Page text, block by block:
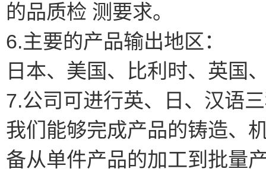
的品质检 测要求。
6.主要的产品输出地区：
日本、美国、比利时、英国
7.公司可进行英、日、汉语
我们能够完成产品的铸造、
备从单件产品的加工到批量